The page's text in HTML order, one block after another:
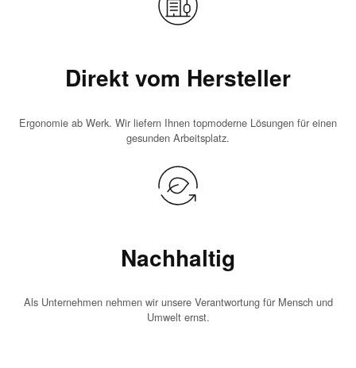
Direkt vom Hersteller
Ergonomie ab Werk. Wir liefern Ihnen topmoderne Lösungen für einen
gesunden Arbeitsplatz.
Nachhaltig
Als Unternehmen nehmen wir unsere Verantwortung für Mensch und
Umwelt ernst.